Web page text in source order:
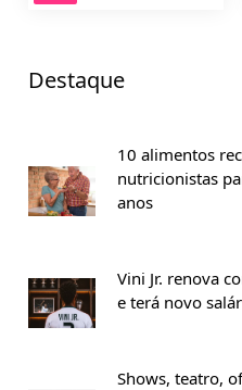
Destaque
10 alimentos
nutricionistas
anos
Vini Jr. renova
e terá novo
Shows, teatro,